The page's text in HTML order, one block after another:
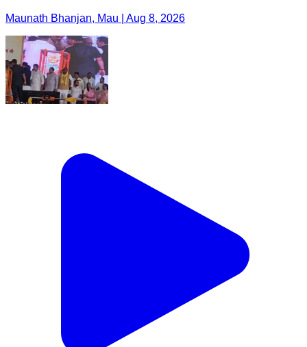
Maunath Bhanjan, Mau | Aug 8, 2026